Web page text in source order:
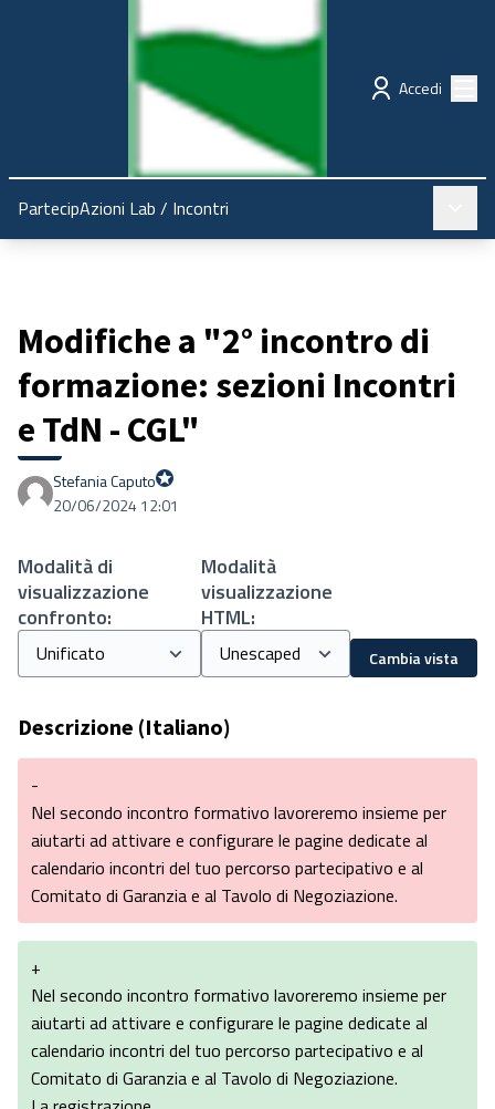
Regione Emilia-Romagna Partecipazione
Accedi
PartecipAzioni Lab / Incontri
Modifiche a "2° incontro di
formazione: sezioni Incontri
e TdN - CGL"
Stefania Caputo
Proprio Stefania
20/06/2024 12:01
Modalità di
visualizzazione
confronto:
Modalità
visualizzazione
HTML:
Cambia vista
Descrizione (Italiano)
-
Nel secondo incontro formativo lavoreremo insieme per
aiutarti ad attivare e configurare le pagine dedicate al
calendario incontri del tuo percorso partecipativo e al
Comitato di Garanzia e al Tavolo di Negoziazione.
+
Nel secondo incontro formativo lavoreremo insieme per
aiutarti ad attivare e configurare le pagine dedicate al
calendario incontri del tuo percorso partecipativo e al
Comitato di Garanzia e al Tavolo di Negoziazione.